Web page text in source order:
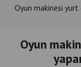
Oyun makinesi yurt
Oyun